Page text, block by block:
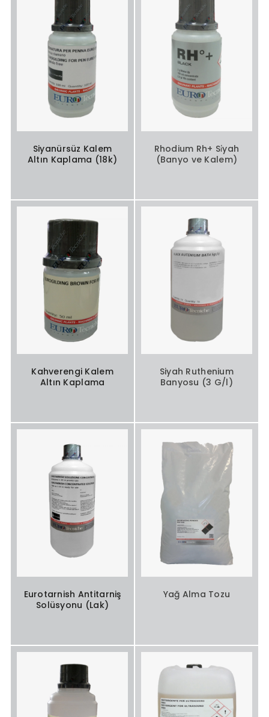
Siyanürsüz Kalem
Altın Kaplama (18k)
Rhodium Rh+ Si̇yah
(Banyo ve Kalem)
Kahverengi Kalem
Altın Kaplama
Siyah Ruthenium
Banyosu (3 G/l)
Eurotarnish Antitarniş
Solüsyonu (Lak)
Yağ Alma Tozu